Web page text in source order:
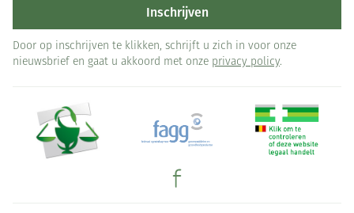
Inschrijven
Door op inschrijven te klikken, schrijft u zich in voor onze
nieuwsbrief en gaat u akkoord met onze privacy policy.